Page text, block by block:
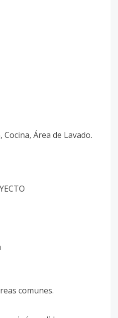
Cocina, Área de Lavado.
comunes.